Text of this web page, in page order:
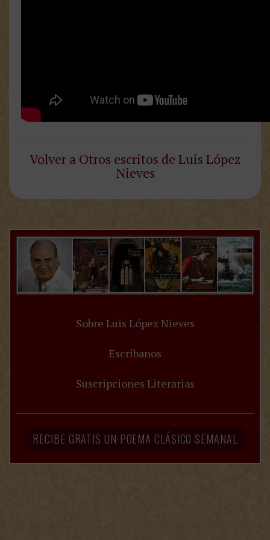
Volver a Otros escritos de Luis López
Nieves
Sobre Luis López Nieves
Escríbanos
Suscripciones Literarias
RECIBE GRATIS UN POEMA CLÁSICO SEMANAL